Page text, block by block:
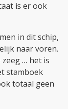
is er ook
in dit schip,
naar voren.
zeeg … het is
stamboek
totaal geen